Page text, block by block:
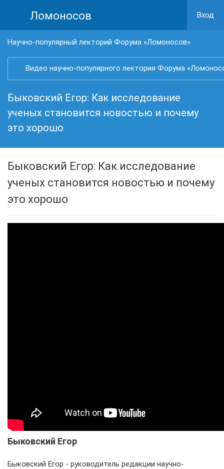
Ломоносов Вход
Научно-популярный лекторий Форума «Ломоносов»
Видео научно-популярного лектория Форума
Быковский Егор: Как исследование
ученых становится новостью и почему
это хорошо
Быковский Егор: Как исследование
ученых становится новостью и почему
это хорошо
Быковский Егор
Быковский Егор - руководитель редакции научно-